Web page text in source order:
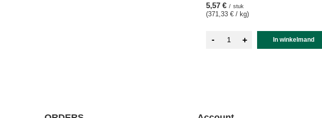
5,57 € / stuk
(371,33 € / kg)
- + In winkelmand